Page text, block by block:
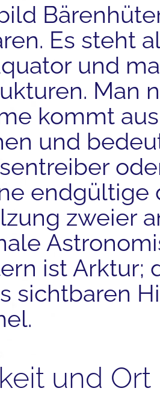
Es steht
und
Man
kommt
und
endgültige
zweier
ist Arktur;
sichtbaren
und Ort